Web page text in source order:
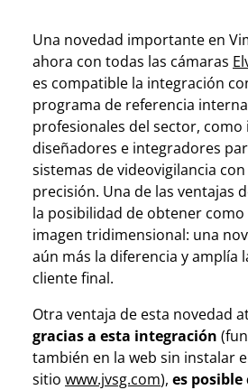
Una novedad importante en
ahora con todas las cámaras
es compatible la integración
programa de referencia
profesionales del sector, como
diseñadores e integradores
sistemas de videovigilancia
precisión. Una de las ventajas
la posibilidad de obtener
imagen tridimensional: una
aún más la diferencia y amplía
cliente final.
Otra ventaja de esta novedad
gracias a esta integración
también en la web sin instalar
sitio www.jvsg.com), es